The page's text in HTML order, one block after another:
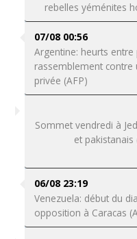
rebelles yéménites
07/08 00:56
Argentine: heurts
rassemblement
privée (AFP)
Sommet vendredi à
et
06/08 23:19
Venezuela: début du
opposition à Caracas